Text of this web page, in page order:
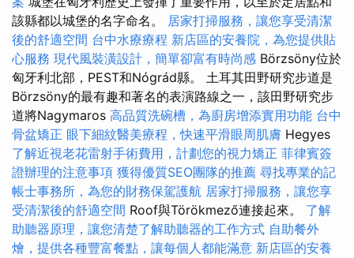
該縣都以城堡的名字命名。 居家打掃服務，讓您享受清潔
後的舒適空間 台中水療療程 新店區的安養院，為您提供貼
心服務 現代風裝潢設計，簡單卻富有時尚感 Börzsöny位於
匈牙利北部，PEST和Nógrád縣。 土耳其田野研究步道是
Börzsöny的最有趣和著名的表演路線之一，該田野研究步
道將Nagymaros 高品質洗碗槽，為廚房增添實用功能 台中
骨盆矯正 眼下細紋醫美療程，快速平滑眼周肌膚 Hegyes
了解近視老花雷射手術費用，計劃您的視力矯正 菲律賓簽
證辦理的注意事項 獲得優質SEO團隊的推薦 尋找專業的記
帳士事務所，為您的財務保駕護航 居家打掃服務，讓您享
受清潔後的舒適空間 Roof與Törökmező連接起來。 了解
助聽器原理，讓您清楚了解助聽器的工作方式 自助餐外
燴，提供各種豐富餐點，讓每個人都能滿意 新店區的安養